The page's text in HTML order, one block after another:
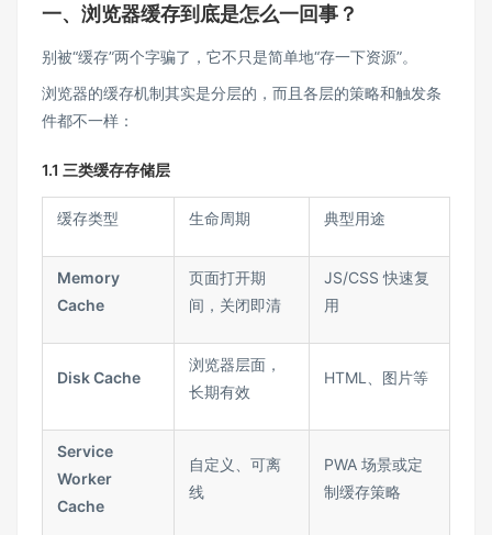
一、浏览器缓存到底是怎么一回事？
别被“缓存”两个字骗了，它不只是简单地“存一下资源”。
浏览器的缓存机制其实是分层的，而且各层的策略和触发条
件都不一样：
1.1 三类缓存存储层
缓存类型 生命周期 典型用途
Memory
Cache
页面打开期
间，关闭即清
JS/CSS 快速复
用
Disk Cache
浏览器层面，
长期有效
HTML、图片等
Service
Worker
Cache
自定义、可离
线
PWA 场景或定
制缓存策略